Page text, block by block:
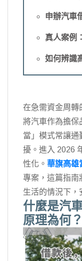
申辦汽車
真人案例
如何辨識
在急需資金周轉
將汽車作為擔保
當」模式常讓通
擾。進入 2026
性化。 華旗高雄
專案，這篇指南
生活的情況下，
什麼是汽
原理為何？